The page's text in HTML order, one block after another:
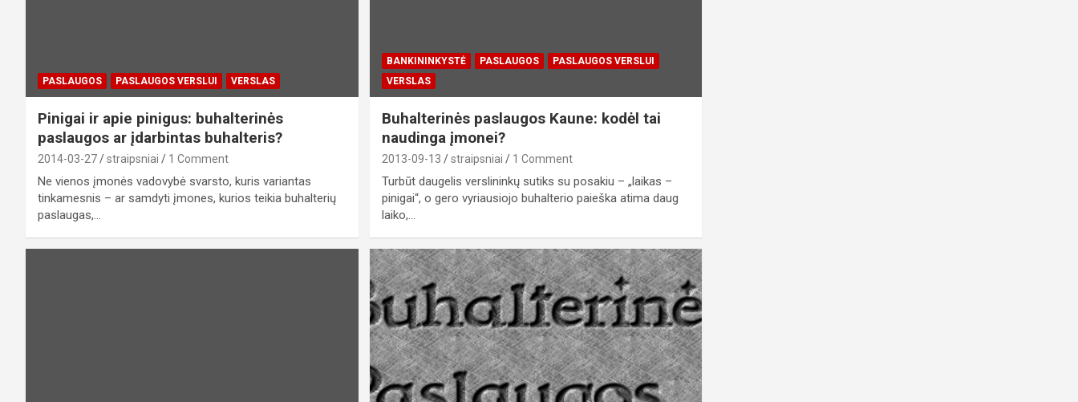
PASLAUGOS PASLAUGOS VERSLUI VERSLAS
Pinigai ir apie pinigus: buhalterinės
paslaugos ar įdarbintas buhalteris?
2014-03-27 straipsniai 1 Comment
Ne vienos įmonės vadovybė svarsto, kuris variantas
tinkamesnis – ar samdyti įmones, kurios teikia buhalterių
paslaugas,…
BANKININKYSTĖ PASLAUGOS
PASLAUGOS VERSLUI
VERSLAS
Buhalterinės paslaugos Kaune: kodėl tai
naudinga įmonei?
2013-09-13 straipsniai 1 Comment
Turbūt daugelis verslininkų sutiks su posakiu – „laikas –
pinigai“, o gero vyriausiojo buhalterio paieška atima daug
laiko,…